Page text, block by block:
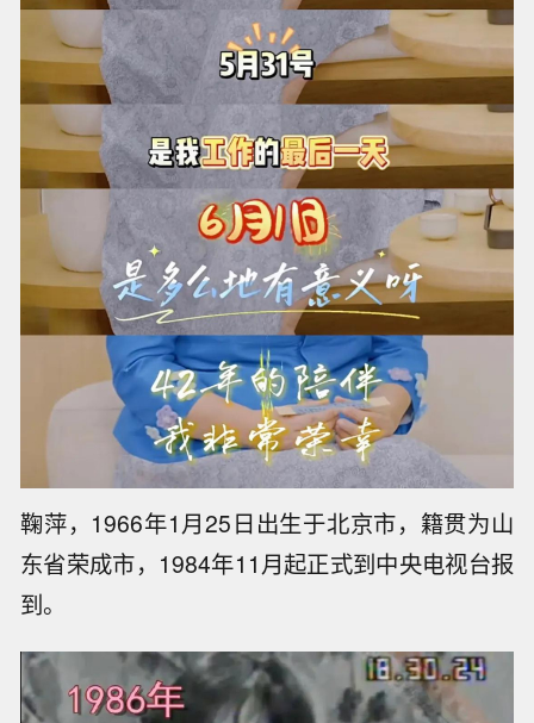
鞠萍，1966年1月25日出生于北京市，籍贯为山
东省荣成市，1984年11月起正式到中央电视台报
到。